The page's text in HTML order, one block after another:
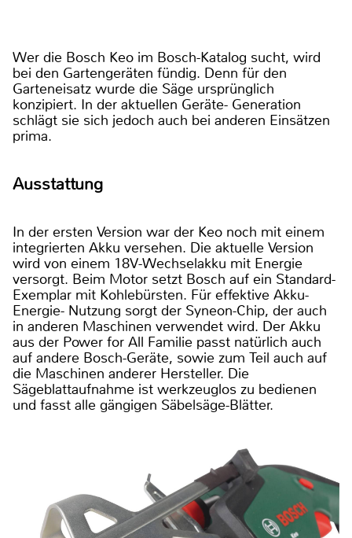
Wer die Bosch Keo im Bosch-Katalog sucht, wird
bei den Gartengeräten fündig. Denn für den
Garteneisatz wurde die Säge ursprünglich
konzipiert. In der aktuellen Geräte- Generation
schlägt sie sich jedoch auch bei anderen Einsätzen
prima.
Ausstattung
In der ersten Version war der Keo noch mit einem
integrierten Akku versehen. Die aktuelle Version
wird von einem 18V-Wechselakku mit Energie
versorgt. Beim Motor setzt Bosch auf ein Standard-
Exemplar mit Kohlebürsten. Für effektive Akku-
Energie- Nutzung sorgt der Syneon-Chip, der auch
in anderen Maschinen verwendet wird. Der Akku
aus der Power for All Familie passt natürlich auch
auf andere Bosch-Geräte, sowie zum Teil auch auf
die Maschinen anderer Hersteller. Die
Sägeblattaufnahme ist werkzeuglos zu bedienen
und fasst alle gängigen Säbelsäge-Blätter.